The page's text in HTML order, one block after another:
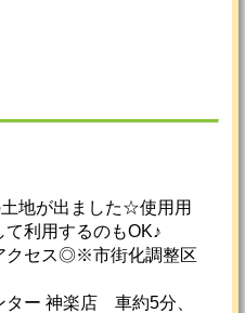
地が出ました☆使用用
利用するのもOK♪
クセス◎※市街化調整区
ター 神楽店 車約5分、